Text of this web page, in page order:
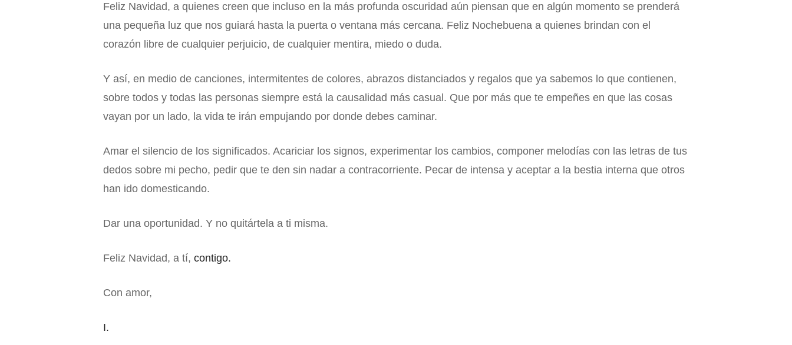
Feliz Navidad, a quienes creen que incluso en la más profunda oscuridad aún piensan que en algún momento se prenderá
una pequeña luz que nos guiará hasta la puerta o ventana más cercana. Feliz Nochebuena a quienes brindan con el
corazón libre de cualquier perjuicio, de cualquier mentira, miedo o duda.
Y así, en medio de canciones, intermitentes de colores, abrazos distanciados y regalos que ya sabemos lo que contienen,
sobre todos y todas las personas siempre está la causalidad más casual. Que por más que te empeñes en que las cosas
vayan por un lado, la vida te irán empujando por donde debes caminar.
Amar el silencio de los significados. Acariciar los signos, experimentar los cambios, componer melodías con las letras de tus
dedos sobre mi pecho, pedir que te den sin nadar a contracorriente. Pecar de intensa y aceptar a la bestia interna que otros
han ido domesticando.
Dar una oportunidad. Y no quitártela a ti misma.
Feliz Navidad, a tí, contigo.
Con amor,
I.